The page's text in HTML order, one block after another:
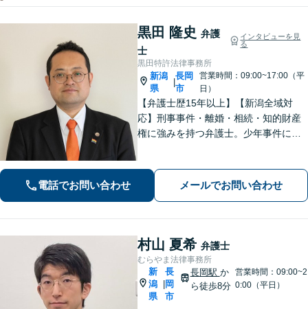
黒田 隆史 弁護
士
インタビューを見
る
黒田特許法律事務所
新潟
県
|
長岡
市
営業時間：09:00~17:00（平
日）
【弁護士歴15年以上】【新潟全域対
応】刑事事件・離婚・相続・知的財産
権に強みを持つ弁護士。少年事件にも
みなさまのお力になれるよう問題解決
に努めますので、お気軽にご相談くだ
電話でお問い合わせ メールでお問い合わせ
村山 夏希 弁護士
むらやま法律事務所
新
潟
県
長
岡
市
長岡駅 か
ら徒歩8分
営業時間：09:00~2
0:00（平日）